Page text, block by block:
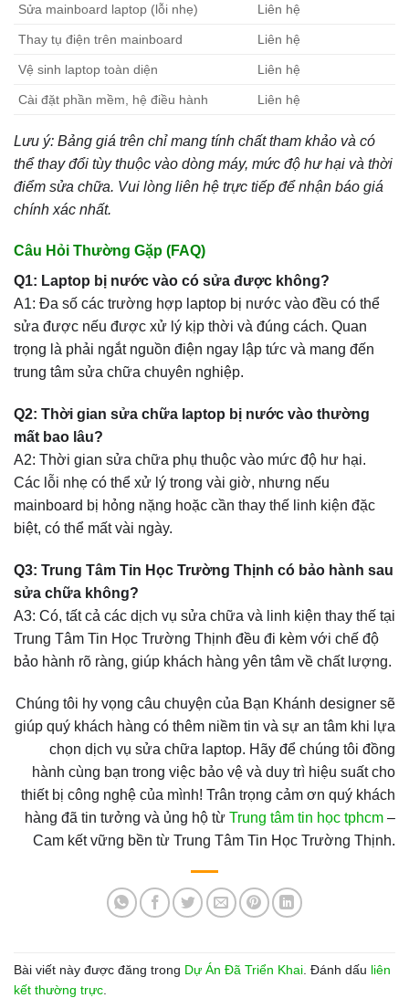
Sửa mainboard laptop (lỗi nhẹ) Liên hệ
Thay tụ điện trên mainboard Liên hệ
Vệ sinh laptop toàn diện Liên hệ
Cài đặt phần mềm, hệ điều hành Liên hệ
Lưu ý: Bảng giá trên chỉ mang tính chất tham khảo và có
thể thay đổi tùy thuộc vào dòng máy, mức độ hư hại và thời
điểm sửa chữa. Vui lòng liên hệ trực tiếp để nhận báo giá
chính xác nhất.
Câu Hỏi Thường Gặp (FAQ)
Q1: Laptop bị nước vào có sửa được không?
A1: Đa số các trường hợp laptop bị nước vào đều có thể
sửa được nếu được xử lý kịp thời và đúng cách. Quan
trọng là phải ngắt nguồn điện ngay lập tức và mang đến
trung tâm sửa chữa chuyên nghiệp.
Q2: Thời gian sửa chữa laptop bị nước vào thường
mất bao lâu?
A2: Thời gian sửa chữa phụ thuộc vào mức độ hư hại.
Các lỗi nhẹ có thể xử lý trong vài giờ, nhưng nếu
mainboard bị hỏng nặng hoặc cần thay thế linh kiện đặc
biệt, có thể mất vài ngày.
Q3: Trung Tâm Tin Học Trường Thịnh có bảo hành sau
sửa chữa không?
A3: Có, tất cả các dịch vụ sửa chữa và linh kiện thay thế tại
Trung Tâm Tin Học Trường Thịnh đều đi kèm với chế độ
bảo hành rõ ràng, giúp khách hàng yên tâm về chất lượng.
Chúng tôi hy vọng câu chuyện của Bạn Khánh designer sẽ
giúp quý khách hàng có thêm niềm tin và sự an tâm khi lựa
chọn dịch vụ sửa chữa laptop. Hãy để chúng tôi đồng
hành cùng bạn trong việc bảo vệ và duy trì hiệu suất cho
thiết bị công nghệ của mình! Trân trọng cảm ơn quý khách
hàng đã tin tưởng và ủng hộ từ Trung tâm tin học tphcm –
Cam kết vững bền từ Trung Tâm Tin Học Trường Thịnh.
Bài viết này được đăng trong Dự Án Đã Triển Khai . Đánh dấu liên
kết thường trực